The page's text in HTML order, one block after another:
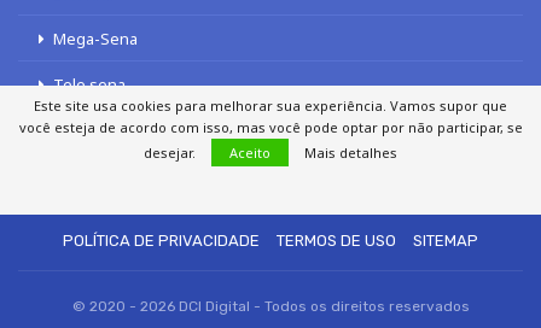
Mega-Sena
Tele sena
POLÍTICA DE PRIVACIDADE
TERMOS DE USO SITEMAP
© 2020 - 2026 DCI Digital - Todos os direitos reservados
Este site usa cookies para melhorar sua experiência. Vamos supor que
você esteja de acordo com isso, mas você pode optar por não participar, se
desejar.
Aceito Mais detalhes